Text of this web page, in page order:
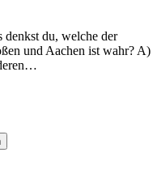
und Aachen ist wahr? A)